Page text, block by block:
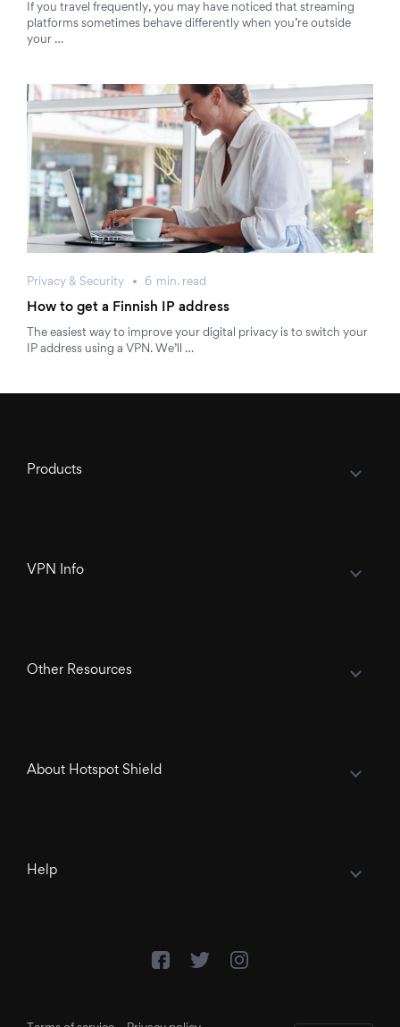
If you travel frequently, you may have noticed that streaming
platforms sometimes behave differently when you’re outside
your …
Privacy & Security 6 min. read
How to get a Finnish IP address
The easiest way to improve your digital privacy is to switch your
IP address using a VPN. We’ll …
Products
VPN Info
Other Resources
About Hotspot Shield
Help